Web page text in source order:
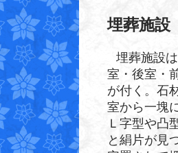
埋葬施設
埋葬施設
室・後室・
が付く。石
室から一塊
Ｌ字型や凸
と絹片が見